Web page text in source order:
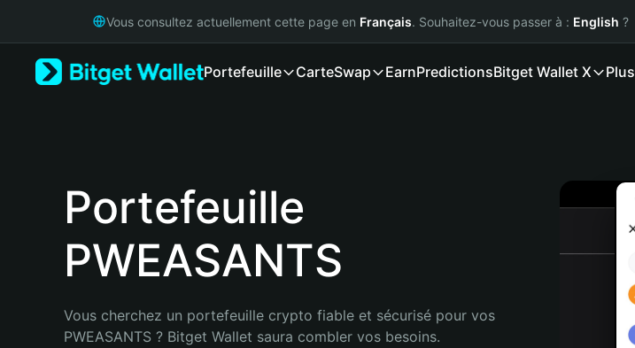
Русский
Português (Portugal)
Bahasa Indonesia
Vous consultez actuellement cette page en Français. Souhaitez-vous passer à : English ?
Portefeuille CarteSwap EarnPredictionsBitget Wallet X Plus
Portefeuille
PWEASANTS
Vous cherchez un portefeuille crypto fiable et sécurisé pour vos
PWEASANTS ? Bitget Wallet saura combler vos besoins.